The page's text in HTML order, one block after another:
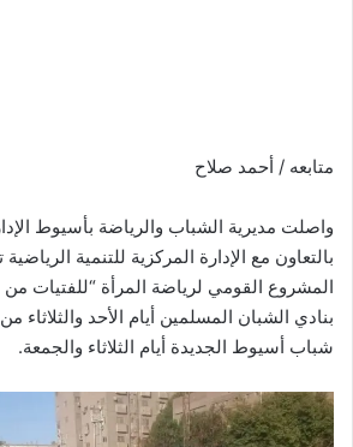
متابعه / أحمد صلاح
واصلت مديرية الشباب والرياضة بأسيوط
بالتعاون مع الإدارة المركزية للتنمية الرياضية
بنادي الشبان المسلمين أيام الأحد والثلاثاء
شباب أسيوط الجديدة أيام الثلاثاء والجمعة.